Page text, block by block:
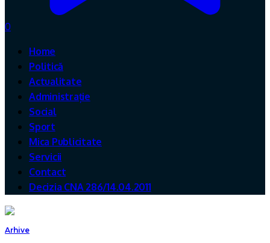
0
Home
Politică
Actualitate
Administrație
Social
Sport
Mica Publicitate
Servicii
Contact
Decizia CNA 286/14.04.2011
Arhive